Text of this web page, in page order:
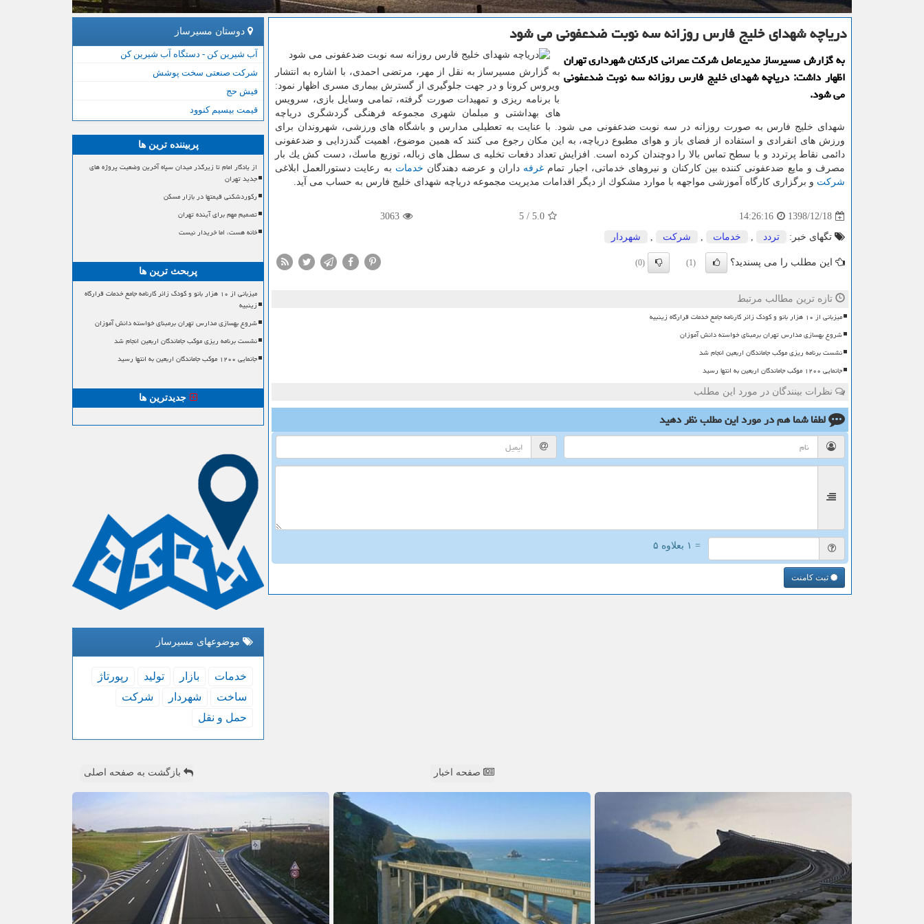
دریاچه شهدای خلیج فارس روزانه سه نوبت ضدعفونی می شود
به گزارش مسیرساز مدیرعامل شركت عمرانی كاركنان شهرداری تهران
اظهار داشت: دریاچه شهدای خلیج فارس روزانه سه نوبت ضدعفونی
می شود.
به گزارش مسیرساز به نقل از مهر، مرتضی احمدی، با اشاره به انتشار
ویروس كرونا و در جهت جلوگیری از گسترش بیماری مسری اظهار نمود:
با برنامه ریزی و تمهیدات صورت گرفته، تمامی وسایل بازی، سرویس
های بهداشتی و مبلمان شهری مجموعه فرهنگی گردشگری دریاچه
شهدای خلیج فارس به صورت روزانه در سه نوبت ضدعفونی می شود. با عنایت به تعطیلی مدارس و باشگاه های ورزشی، شهروندان برای
ورزش های انفرادی و استفاده از فضای باز و هوای مطبوع دریاچه، به این مكان رجوع می كنند كه همین موضوع، اهمیت گندزدایی و ضدعفونی
دائمی نقاط پرتردد و با سطح تماس بالا را دوچندان كرده است. افزایش تعداد دفعات تخلیه ی سطل های زباله، توزیع ماسك، دست كش یك بار
مصرف و مایع ضدعفونی كننده بین كاركنان و نیروهای خدماتی، اجبار تمام غرفه داران و عرضه دهندگان خدمات به رعایت دستورالعمل ابلاغی
شركت و برگزاری كارگاه آموزشی مواجهه با موارد مشكوك از دیگر اقدامات مدیریت مجموعه دریاچه شهدای خلیج فارس به حساب می آید.
1398/12/18
14:26:16
5.0
/
5
3063
تگهای خبر: تردد , خدمات , شركت , شهردار
این مطلب را می پسندید؟ (1)
(0)
تازه ترین مطالب مرتبط
میزبانی از ۱۰ هزار بانو و کودک زائر کارنامه جامع خدمات قرارگاه زینبیه
شروع بهسازی مدارس تهران برمبنای خواسته دانش آموزان
نشست برنامه ریزی موکب جاماندگان اربعین انجام شد
جانمایی ۱۲۰۰ موکب جاماندگان اربعین به انتها رسید
نظرات بینندگان در مورد این مطلب
لطفا شما همدر مورد این مطلبنظر دهید
= ۱ بعلاوه ۵
ثبت کامنت
دوستان مسیرساز
آب شیرین کن - دستگاه آب شیرین کن
شرکت صنعتی سخت پوشش
فیش حج
قیمت بیسیم کنوود
پربیننده ترین ها
از یادگار امام تا زیرگذر میدان سپاه آخرین وضعیت پروژه های
جدید تهران
رکوردشکنی قیمتها در بازار مسکن
تصمیم مهم برای آینده تهران
خانه هست، اما خریدار نیست
پربحث ترین ها
میزبانی از ۱۰ هزار بانو و کودک زائر کارنامه جامع خدمات قرارگاه
زینبیه
شروع بهسازی مدارس تهران برمبنای خواسته دانش آموزان
نشست برنامه ریزی موکب جاماندگان اربعین انجام شد
جانمایی ۱۲۰۰ موکب جاماندگان اربعین به انتها رسید
جدیدترین ها
موضوعهای مسیرساز
خدمات بازار تولید
رپورتاژ
ساخت
شهردار
شركت
حمل و نقل
صفحه اخبار بازگشت به صفحه اصلی